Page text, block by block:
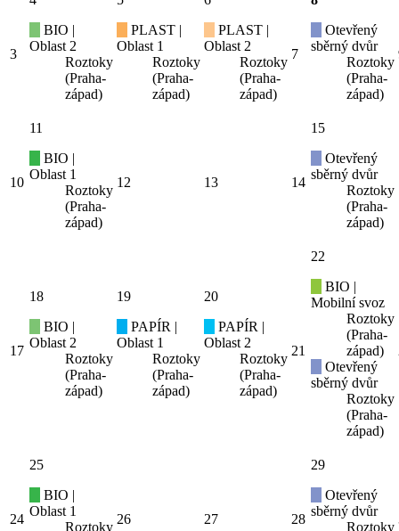
3
BIO |
Oblast 2
Roztoky
(Praha-
západ)
PLAST |
Oblast 1
Roztoky
(Praha-
západ)
PLAST |
Oblast 2
Roztoky
(Praha-
západ)
7
Otevřený
sběrný dvůr
Roztoky
(Praha-
západ)
10
11
BIO |
Oblast 1
Roztoky
(Praha-
západ)
12 13 14
15
Otevřený
sběrný dvůr
Roztoky
(Praha-
západ)
17
18
BIO |
Oblast 2
Roztoky
(Praha-
západ)
19
PAPÍR |
Oblast 1
Roztoky
(Praha-
západ)
20
PAPÍR |
Oblast 2
Roztoky
(Praha-
západ)
21
22
BIO |
Mobilní svoz
Roztoky
(Praha-
západ)
Otevřený
sběrný dvůr
Roztoky
(Praha-
západ)
24
25
BIO |
Oblast 1
Roztoky
26 27 28
29
Otevřený
sběrný dvůr
Roztoky